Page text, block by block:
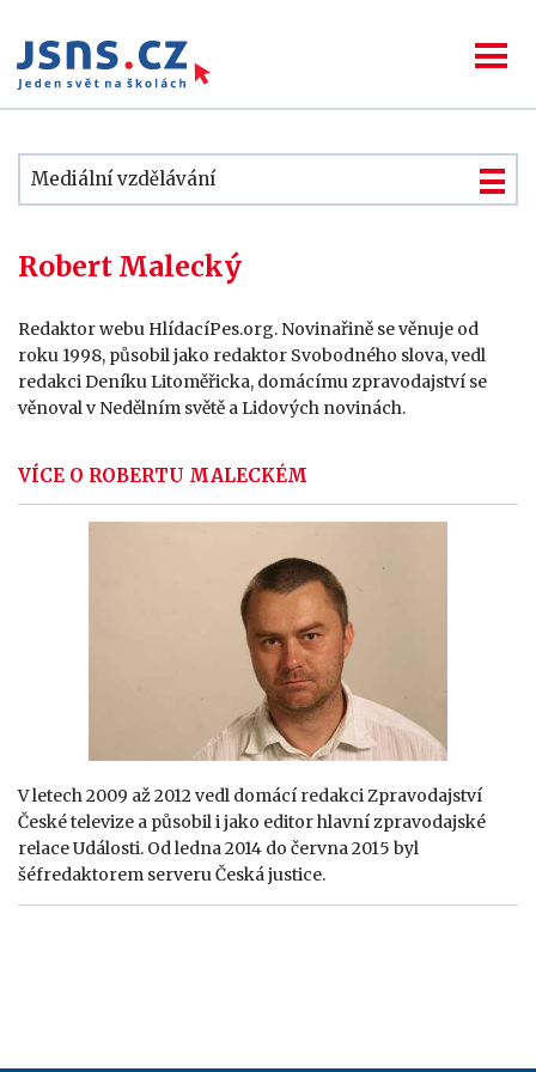
Mediální vzdělávání
Robert Malecký
Redaktor webu HlídacíPes.org. Novinařině se věnuje od
roku 1998, působil jako redaktor Svobodného slova, vedl
redakci Deníku Litoměřicka, domácímu zpravodajství se
věnoval v Nedělním světě a Lidových novinách.
VÍCE O ROBERTU MALECKÉM
V letech 2009 až 2012 vedl domácí redakci Zpravodajství
České televize a působil i jako editor hlavní zpravodajské
relace Události. Od ledna 2014 do června 2015 byl
šéfredaktorem serveru Česká justice.